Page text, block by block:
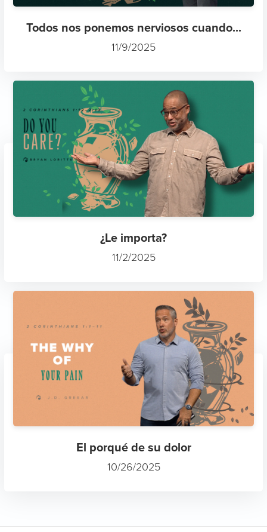
Todos nos ponemos nerviosos cuando...
11/9/2025
¿Le importa?
11/2/2025
El porqué de su dolor
10/26/2025